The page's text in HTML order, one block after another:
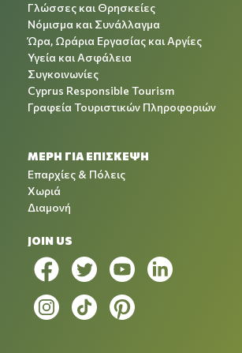
Γλώσσες και Θρησκείες
Νόμισμα και Συνάλλαγμα
Ώρα, Ωράρια Εργασίας και Αργίες
Υγεία και Ασφάλεια
Συγκοινωνίες
Cyprus Responsible Tourism
Γραφεία Τουριστικών Πληροφοριών
ΜΕΡΗ ΓΙΑ ΕΠΙΣΚΕΨΗ
Επαρχίες & Πόλεις
Χωριά
Διαμονή
JOIN US